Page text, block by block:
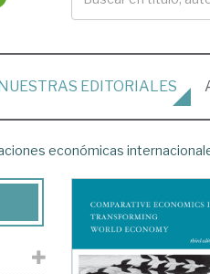
EDITORIALES
económicas